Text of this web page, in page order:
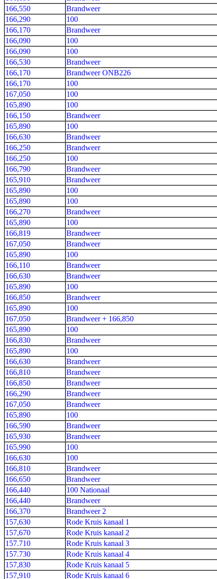
166,550
Brandweer
166,290
100
166,170
Brandweer
166,090
100
166,090
100
166,530
Brandweer
166,170
Brandweer ONB226
166,170
100
167,050
100
165,890
100
166,150
Brandweer
165,890
100
166,630
Brandweer
166,250
Brandweer
166,250
100
166,790
Brandweer
165,910
Brandweer
165,890
100
165,890
100
166,270
Brandweer
165,890
100
166,819
Brandweer
167,050
Brandweer
165,890
100
166,110
Brandweer
166,630
Brandweer
165,890
100
166,850
Brandweer
165,890
100
167,050
Brandweer + 166,850
165,890
100
166,830
Brandweer
165,890
100
166,630
Brandweer
166,810
Brandweer
166,850
Brandweer
166,290
Brandweer
167,050
Brandweer
165,890
100
166,590
Brandweer
165,930
Brandweer
165,990
100
166,630
100
166,810
Brandweer
166,650
Brandweer
166,440
100 Nationaal
166,440
Brandweer
166,370
Brandweer 2
157,630
Rode Kruis kanaal 1
157,670
Rode Kruis kanaal 2
157.710
Rode Kruis kanaal 3
157.730
Rode Kruis kanaal 4
157,830
Rode Kruis kanaal 5
157,910
Rode Kruis kanaal 6